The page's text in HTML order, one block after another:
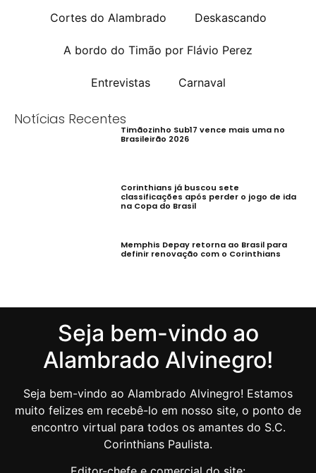
Cortes do Alambrado Deskascando
A bordo do Timão por Flávio Perez
Entrevistas Carnaval
Notícias Recentes
Timãozinho Sub17 vence mais uma no
Brasileirão 2026
Corinthians já buscou sete
classificações após perder o jogo de ida
na Copa do Brasil
Memphis Depay retorna ao Brasil para
definir renovação com o Corinthians
Seja bem-vindo ao
Alambrado Alvinegro!
Seja bem-vindo ao Alambrado Alvinegro! Estamos
muito felizes em recebê-lo em nosso site, o ponto de
encontro virtual para todos os amantes do S.C.
Corinthians Paulista.